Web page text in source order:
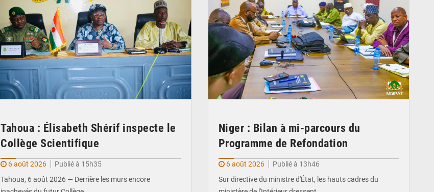
Tahoua : Élisabeth Shérif inspecte le
Collège Scientifique
6 août 2026
Publié à 15h35
Tahoua, 6 août 2026 — Derrière les murs encore
Niger : Bilan à mi-parcours du
Programme de Refondation
6 août 2026
Publié à 13h46
Sur directive du ministre d'État, les hauts cadres du